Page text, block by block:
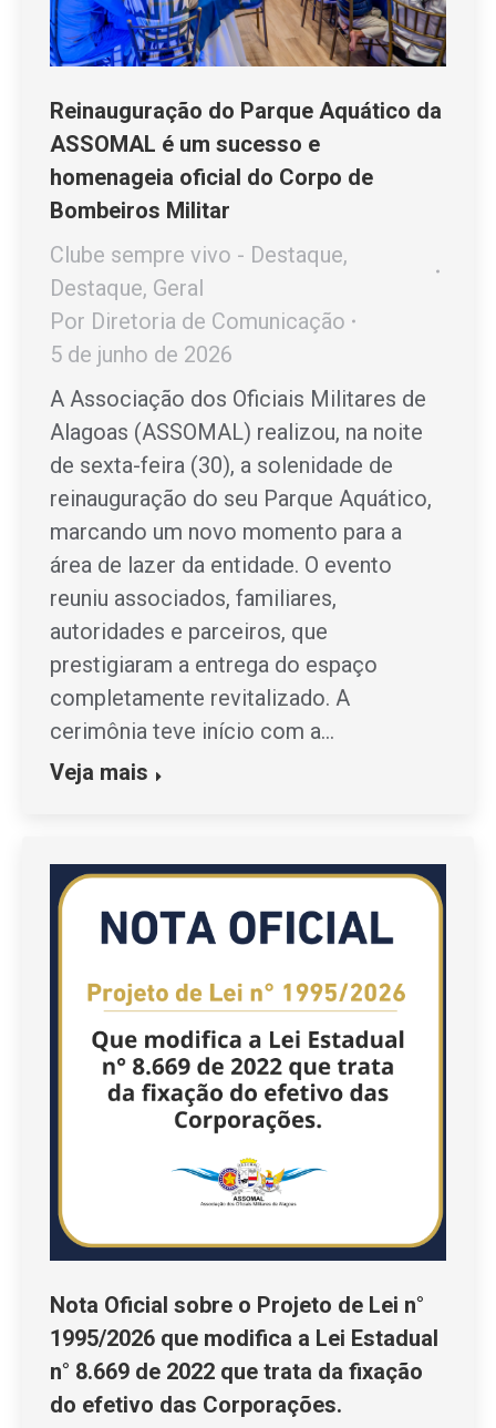
Reinauguração do Parque Aquático da
ASSOMAL é um sucesso e
homenageia oficial do Corpo de
Bombeiros Militar
Clube sempre vivo - Destaque,
Destaque, Geral
Por Diretoria de Comunicação
5 de junho de 2026
A Associação dos Oficiais Militares de
Alagoas (ASSOMAL) realizou, na noite
de sexta-feira (30), a solenidade de
reinauguração do seu Parque Aquático,
marcando um novo momento para a
área de lazer da entidade. O evento
reuniu associados, familiares,
autoridades e parceiros, que
prestigiaram a entrega do espaço
completamente revitalizado. A
cerimônia teve início com a…
Veja mais
Nota Oficial sobre o Projeto de Lei n°
1995/2026 que modifica a Lei Estadual
n° 8.669 de 2022 que trata da fixação
do efetivo das Corporações.